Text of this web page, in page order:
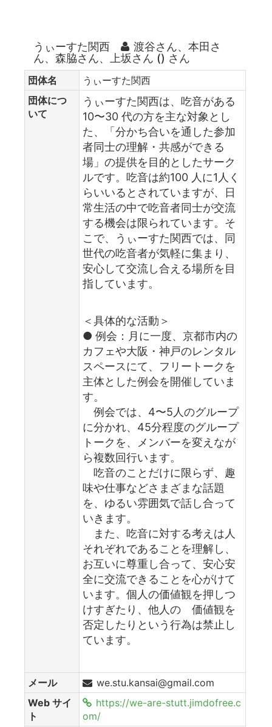
うぃーすた関西
渡谷さん、本田さ
ん、森脇さん、上坂さん () さん
団体名
うぃーすた関西
団体につ
いて
うぃーすた関西は、吃音がある
10〜30 代の方を主な対象とし
た、「分かち合いを通した参加
者同士の理解・共感ができる
場」の提供を目的としたサーク
ルです。吃音は約100 人に1人く
らいいるとされていますが、日
常生活の中で吃音者同士が交流
する機会は限られています。そ
こで、うぃーすた関西では、同
世代の吃音者が気軽に集まり、
安心して交流し合える場所を目
指しています。
＜具体的な活動＞
● 例会：月に一度、京都市内の
カフェや大阪・神戸のレンタル
スペースにて、フリートークを
主体とした例会を開催していま
す。
例会では、4〜5人のグループ
に分かれ、45分程度のグループ
トークを、メンバーを変えなが
ら複数回行います。
吃音のことだけに限らず、趣
味や仕事などさまざまな話題
を、ゆるい雰囲気で話し合って
いきます。
また、吃音に対する考えは人
それぞれであることを理解し、
お互いに尊重し合って、安心安
全に交流できることを心がけて
います。個人の価値観を押しつ
けすぎたり、他人の 価値観を
否定したりという行為は禁止し
ています。
メール
we.stu.kansai@gmail.com
Web サイ
ト
https://we-are-stutt.jimdofree.c
om/